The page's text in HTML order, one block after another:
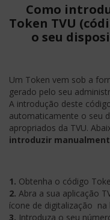
Como
Token TVU
o seu
Um Token vem sob a
gerado pelo seu
A introdução deste
automaticamente o seu
apropriados da TVU.
introduzir
1. Obtenha o código
2. Abra a sua aplicação
ícone de digitalização na
3. Introduza o seu